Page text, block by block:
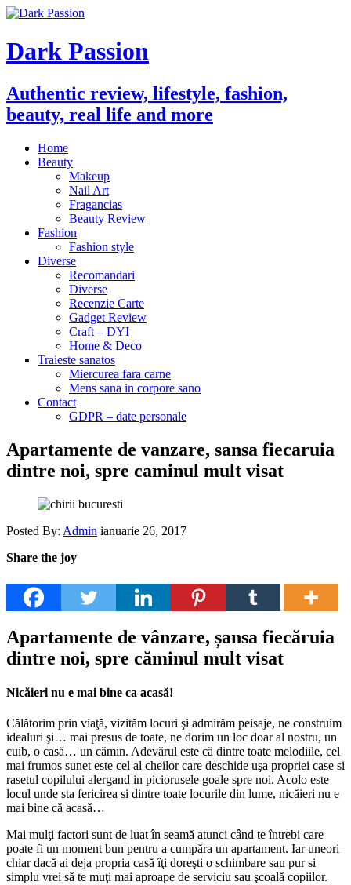
Dark Passion
Authentic review, lifestyle, fashion,
beauty, real life and more
Home
Beauty
Makeup
Nail Art
Fragancias
Beauty Review
Fashion
Fashion style
Diverse
Recomandari
Diverse
Recenzie Carte
Gadget Review
Craft – DYI
Home & Deco
Traieste sanatos
Miercurea fara carne
Mens sana in corpore sano
Contact
GDPR – date personale
Apartamente de vanzare, sansa fiecaruia
dintre noi, spre caminul mult visat
Posted By: Admin ianuarie 26, 2017
Share the joy
Apartamente de vânzare, șansa fiecăruia
dintre noi, spre căminul mult visat
Nicăieri nu e mai bine ca acasă!
Călătorim prin viaţă, vizităm locuri şi admirăm peisaje, ne construim
idealuri şi… mai presus de toate, ne dorim un loc doar al nostru, un
cuib, o casă… un cămin. Adevărul este că dintre toate melodiile, cel
mai frumos sunet este cel al cheilor care deschide uşa propriei case si
rasetul copilului alergand in piciorusele goale spre noi. Acolo este
locul unde sta fericirea si dintre toate locurile din lume, nicăieri nu e
mai bine că acasă…
Mai mulţi factori sunt de luat în seamă atunci când te întrebi care
poate fi un moment bun pentru a cumpăra un apartament. Iar uneori
chiar dacă ai deja propria casă îţi doreşti o schimbare sau pur si
simplu vrei să te muţi mai aproape de serviciu sau şcoală copiilor.